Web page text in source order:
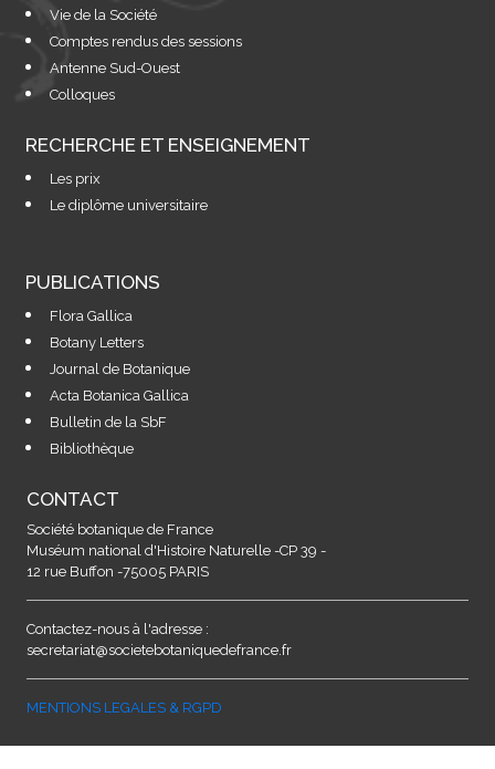
Vie de la Société
Comptes rendus des sessions
Antenne Sud-Ouest
Colloques
RECHERCHE ET ENSEIGNEMENT
Les prix
Le diplôme universitaire
PUBLICATIONS
Flora Gallica
Botany Letters
Journal de Botanique
Acta Botanica Gallica
Bulletin de la SbF
Bibliothèque
CONTACT
Société botanique de France
Muséum national d'Histoire Naturelle -CP 39 -
12 rue Buffon -75005 PARIS
Contactez-nous à l'adresse :
secretariat@societebotaniquedefrance.fr
MENTIONS LEGALES & RGPD